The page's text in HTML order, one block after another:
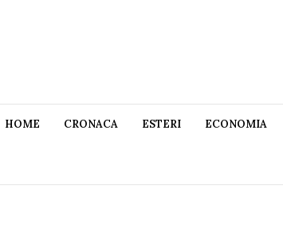
HOME CRONACA ESTERI ECONOMIA